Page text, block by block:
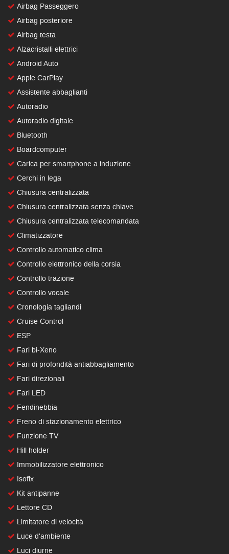
Airbag Passeggero
Airbag posteriore
Airbag testa
Alzacristalli elettrici
Android Auto
Apple CarPlay
Assistente abbaglianti
Autoradio
Autoradio digitale
Bluetooth
Boardcomputer
Carica per smartphone a induzione
Cerchi in lega
Chiusura centralizzata
Chiusura centralizzata senza chiave
Chiusura centralizzata telecomandata
Climatizzatore
Controllo automatico clima
Controllo elettronico della corsia
Controllo trazione
Controllo vocale
Cronologia tagliandi
Cruise Control
ESP
Fari bi-Xeno
Fari di profondità antiabbagliamento
Fari direzionali
Fari LED
Fendinebbia
Freno di stazionamento elettrico
Funzione TV
Hill holder
Immobilizzatore elettronico
Isofix
Kit antipanne
Lettore CD
Limitatore di velocità
Luce d'ambiente
Luci diurne